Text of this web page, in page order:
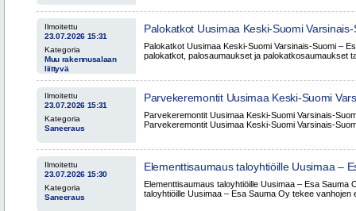
Ilmoitettu
23.07.2026 15:31
Kategoria
Muu rakennusalaan
liittyvä
Palokatkot Uusimaa Keski-Suomi
Palokatkot Uusimaa Keski-Suomi Varsinais-Suomi –
palokatkot, palosaumaukset ja palokatkosaumaukset
Ilmoitettu
23.07.2026 15:31
Kategoria
Saneeraus
Parvekeremontit Uusimaa Keski-Suomi
Sauma Oy
Parvekeremontit Uusimaa Keski-Suomi Varsinais-
Parvekeremontit Uusimaa Keski-Suomi Varsinais-
Ilmoitettu
23.07.2026 15:30
Kategoria
Saneeraus
Elementtisaumaus taloyhtiöille Uusimaa –
Elementtisaumaus taloyhtiöille Uusimaa – Esa Sauma
taloyhtiöille Uusimaa – Esa Sauma Oy tekee vanhojen